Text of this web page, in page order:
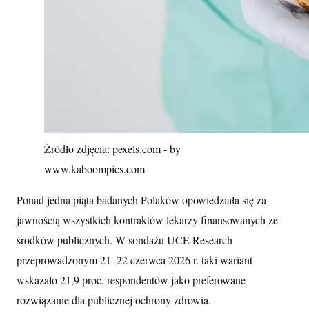
Źródło zdjęcia: pexels.com - by
www.kaboompics.com
Ponad jedna piąta badanych Polaków opowiedziała się za
jawnością wszystkich kontraktów lekarzy finansowanych ze
środków publicznych. W sondażu UCE Research
przeprowadzonym 21–22 czerwca 2026 r. taki wariant
wskazało 21,9 proc. respondentów jako preferowane
rozwiązanie dla publicznej ochrony zdrowia.